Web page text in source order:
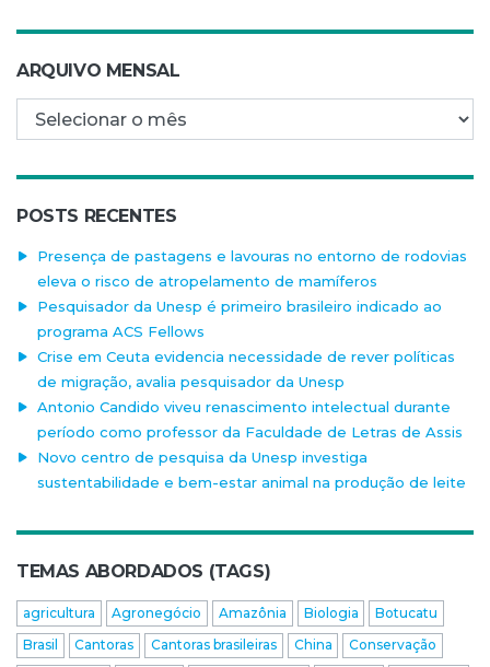
ARQUIVO MENSAL
Arquivo mensal
POSTS RECENTES
Presença de pastagens e lavouras no entorno de rodovias
eleva o risco de atropelamento de mamíferos
Pesquisador da Unesp é primeiro brasileiro indicado ao
programa ACS Fellows
Crise em Ceuta evidencia necessidade de rever políticas
de migração, avalia pesquisador da Unesp
Antonio Candido viveu renascimento intelectual durante
período como professor da Faculdade de Letras de Assis
Novo centro de pesquisa da Unesp investiga
sustentabilidade e bem-estar animal na produção de leite
TEMAS ABORDADOS (TAGS)
agricultura Agronegócio Amazônia Biologia
Botucatu
Brasil
Cantoras Cantoras brasileiras China
Conservação